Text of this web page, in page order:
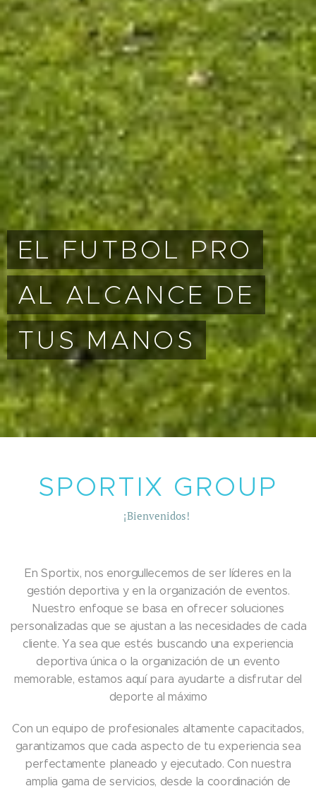
EL FUTBOL PRO
AL ALCANCE DE
TUS MANOS
SPORTIX GROUP
¡Bienvenidos!
En Sportix, nos enorgullecemos de ser líderes en la
gestión deportiva y en la organización de eventos.
Nuestro enfoque se basa en ofrecer soluciones
personalizadas que se ajustan a las necesidades de cada
cliente. Ya sea que estés buscando una experiencia
deportiva única o la organización de un evento
memorable, estamos aquí para ayudarte a disfrutar del
deporte al máximo
Con un equipo de profesionales altamente capacitados,
garantizamos que cada aspecto de tu experiencia sea
perfectamente planeado y ejecutado. Con nuestra
amplia gama de servicios, desde la coordinación de